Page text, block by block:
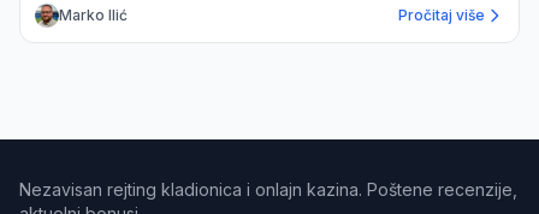
Marko Ilić Pročitaj više
Nezavisan rejting kladionica i onlajn kazina. Poštene recenzije,